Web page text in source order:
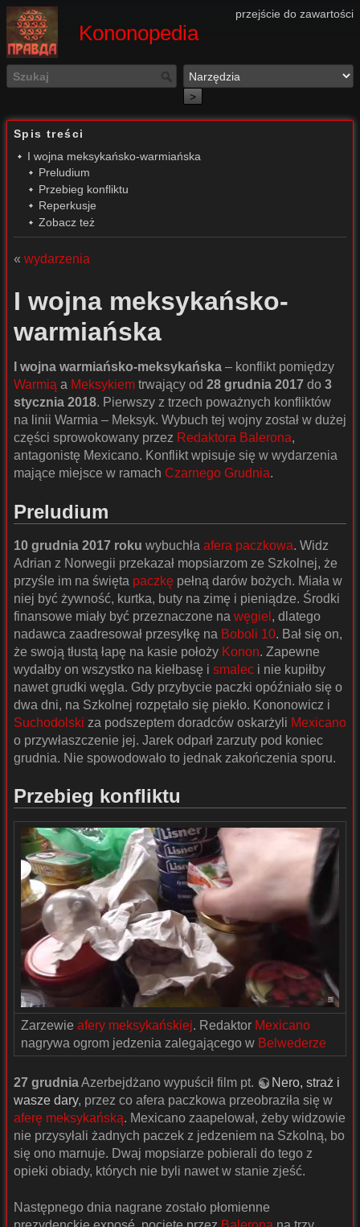
przejście do zawartości
Kononopedia
>
Spis treści
I wojna meksykańsko-warmiańska
Preludium
Przebieg konfliktu
Reperkusje
Zobacz też
« wydarzenia
I wojna meksykańsko-
warmiańska
I wojna warmiańsko-meksykańska – konflikt pomiędzy
Warmią a Meksykiem trwający od 28 grudnia 2017 do 3
stycznia 2018. Pierwszy z trzech poważnych konfliktów
na linii Warmia – Meksyk. Wybuch tej wojny został w dużej
części sprowokowany przez Redaktora Balerona,
antagonistę Mexicano. Konflikt wpisuje się w wydarzenia
mające miejsce w ramach Czarnego Grudnia.
Preludium
10 grudnia 2017 roku wybuchła afera paczkowa. Widz
Adrian z Norwegii przekazał mopsiarzom ze Szkolnej, że
przyśle im na święta paczkę pełną darów bożych. Miała w
niej być żywność, kurtka, buty na zimę i pieniądze. Środki
finansowe miały być przeznaczone na węgiel , dlatego
nadawca zaadresował przesyłkę na Boboli 10. Bał się on,
że swoją tłustą łapę na kasie położy Konon. Zapewne
wydałby on wszystko na kiełbasę i smalec i nie kupiłby
nawet grudki węgla. Gdy przybycie paczki opóźniało się o
dwa dni, na Szkolnej rozpętało się piekło. Kononowicz i
Suchodolski za podszeptem doradców oskarżyli Mexicano
o przywłaszczenie jej. Jarek odparł zarzuty pod koniec
grudnia. Nie spowodowało to jednak zakończenia sporu.
Przebieg konfliktu
Zarzewie afery meksykańskiej. Redaktor Mexicano
nagrywa ogrom jedzenia zalegającego w Belwederze
27 grudniaAzerbejdżano wypuścił film pt.
Nero, straż i
wasze dary, przez co afera paczkowa przeobraziła się w
aferę meksykańską. Mexicano zaapelował, żeby widzowie
nie przysyłali żadnych paczek z jedzeniem na Szkolną, bo
się ono marnuje. Dwaj mopsiarze pobierali do tego z
opieki obiady, których nie byli nawet w stanie zjeść.
Następnego dnia nagrane zostało płomienne